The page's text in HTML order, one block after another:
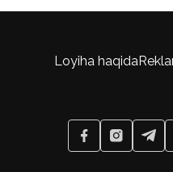
Loyiha haqida